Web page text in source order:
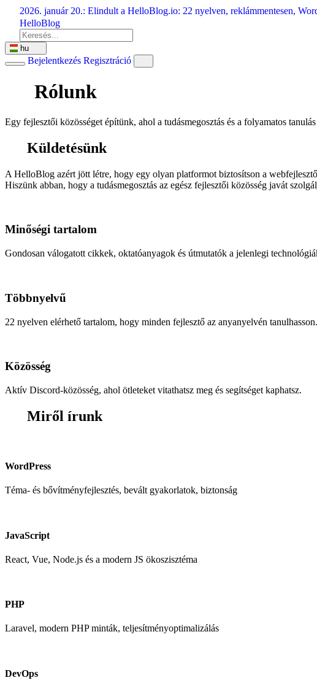
Ugrás
tartalomra
2026. január 20.: Elindult a HelloBlog.io: 22 nyelven, reklámmentesen,
HelloBlog
hu
Bejelentkezés Regisztráció
Rólunk
Egy fejlesztői közösséget építünk, ahol a tudásmegosztás és a folyamatos
Küldetésünk
A HelloBlog azért jött létre, hogy egy olyan platformot biztosítson a
Hiszünk abban, hogy a tudásmegosztás az egész fejlesztői közösség javát
Minőségi tartalom
Gondosan válogatott cikkek, oktatóanyagok és útmutatók a jelenlegi
Többnyelvű
22 nyelven elérhető tartalom, hogy minden fejlesztő az anyanyelvén tanulhasson.
Közösség
Aktív Discord-közösség, ahol ötleteket vitathatsz meg és segítséget kaphatsz.
Miről írunk
WordPress
Téma- és bővítményfejlesztés, bevált gyakorlatok, biztonság
JavaScript
React, Vue, Node.js és a modern JS ökoszisztéma
PHP
Laravel, modern PHP minták, teljesítményoptimalizálás
DevOps